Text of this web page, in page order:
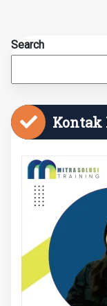
Search
Kontak